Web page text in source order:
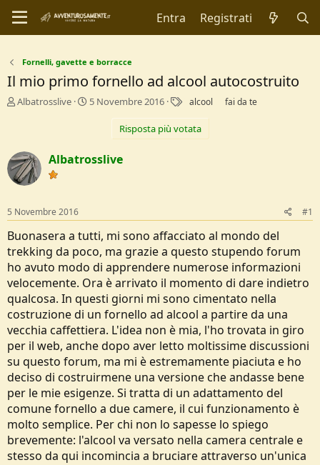
Entra Registrati
Fornelli, gavette e borracce
Il mio primo fornello ad alcool autocostruito
C
t
o
r
i
c
u
s
s
o
n
e
Albatrosslive
D
i
i
o
5 Novembre 2016
g
alcool fai da te
Risposta più votata
Albatrosslive
5 Novembre 2016 #1
Buonasera a tutti, mi sono affacciato al mondo del
trekking da poco, ma grazie a questo stupendo forum
ho avuto modo di apprendere numerose informazioni
velocemente. Ora è arrivato il momento di dare indietro
qualcosa. In questi giorni mi sono cimentato nella
costruzione di un fornello ad alcool a partire da una
vecchia caffettiera. L'idea non è mia, l'ho trovata in giro
per il web, anche dopo aver letto moltissime discussioni
su questo forum, ma mi è estremamente piaciuta e ho
deciso di costruirmene una versione che andasse bene
per le mie esigenze. Si tratta di un adattamento del
comune fornello a due camere, il cui funzionamento è
molto semplice. Per chi non lo sapesse lo spiego
brevemente: l'alcool va versato nella camera centrale e
stesso da qui incomincia a bruciare attraverso un'unica